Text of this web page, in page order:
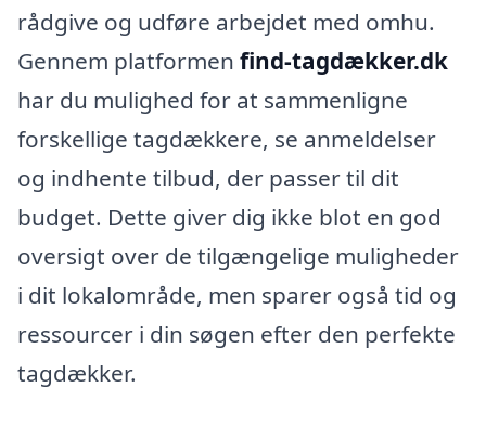
rådgive og udføre arbejdet med omhu.
Gennem platformen find-tagdækker.dk
har du mulighed for at sammenligne
forskellige tagdækkere, se anmeldelser
og indhente tilbud, der passer til dit
budget. Dette giver dig ikke blot en god
oversigt over de tilgængelige muligheder
i dit lokalområde, men sparer også tid og
ressourcer i din søgen efter den perfekte
tagdækker.